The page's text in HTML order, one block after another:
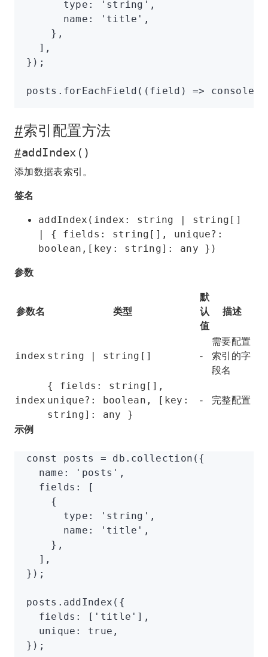
      type
: 'string' ,
      name
: 'title' ,
    }
,
  ]
,
});
posts .forEachField ((field) => console
#索引配置方法
#addIndex()
添加数据表索引。
签名
addIndex(index: string | string[]
| { fields: string[], unique?:
boolean,[key: string]: any })
参数
参数名 类型
默
认
值
描述
index string | string[] -
需要配置
索引的字
段名
index
{ fields: string[],
unique?: boolean, [key:
string]: any }
- 完整配置
示例
const posts = db .collection ({
  name
: 'posts' ,
  fields
:
[
    {
      type
: 'string' ,
      name
: 'title' ,
    }
,
  ]
,
});
posts .addIndex ({
  fields
: [ 'title' ] ,
  unique
: true ,
});